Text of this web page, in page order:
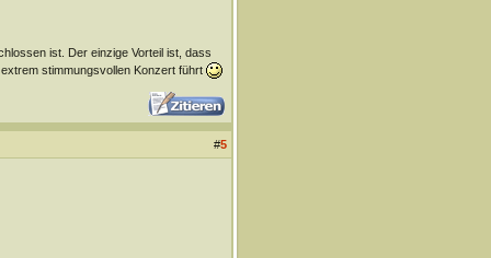
ist. Der einzige Vorteil ist, dass
stimmungsvollen Konzert führt
#5